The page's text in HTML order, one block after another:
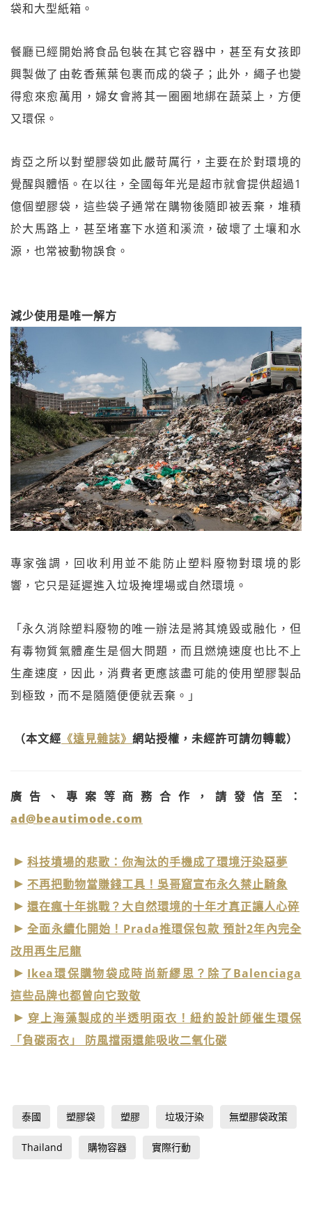
袋和大型紙箱。
餐廳已經開始將食品包裝在其它容器中，甚至有女孩即
興製做了由乾香蕉葉包裹而成的袋子；此外，繩子也變
得愈來愈萬用，婦女會將其一圈圈地綁在蔬菜上，方便
又環保。
肯亞之所以對塑膠袋如此嚴苛厲行，主要在於對環境的
覺醒與體悟。在以往，全國每年光是超市就會提供超過1
億個塑膠袋，這些袋子通常在購物後隨即被丟棄，堆積
於大馬路上，甚至堵塞下水道和溪流，破壞了土壤和水
源，也常被動物誤食。
減少使用是唯一解方
專家強調，回收利用並不能防止塑料廢物對環境的影
響，它只是延遲進入垃圾掩埋場或自然環境。
「永久消除塑料廢物的唯一辦法是將其燒毀或融化，但
有毒物質氣體產生是個大問題，而且燃燒速度也比不上
生產速度，因此，消費者更應該盡可能的使用塑膠製品
到極致，而不是隨隨便便就丟棄。」
（本文經 《遠見雜誌》 網站授權，未經許可請勿轉載）
廣告、專案等商務合作，請發信至：
ad@beautimode.com
科技墳場的悲歌：你淘汰的手機成了環境汙染惡夢
不再把動物當賺錢工具！吳哥窟宣布永久禁止騎象
還在瘋十年挑戰？大自然環境的十年才真正讓人心碎
全面永續化開始！Prada推環保包款 預計2年內完全
改用再生尼龍
Ikea環保購物袋成時尚新繆思？除了Balenciaga
這些品牌也都曾向它致敬
穿上海藻製成的半透明雨衣！紐約設計師催生環保
「負碳雨衣」 防風擋雨還能吸收二氧化碳
泰國 塑膠袋 塑膠 垃圾汙染 無塑膠袋政策
Thailand 購物容器 實際行動